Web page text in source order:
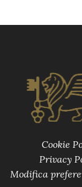
Cookie
Privacy
Modifica